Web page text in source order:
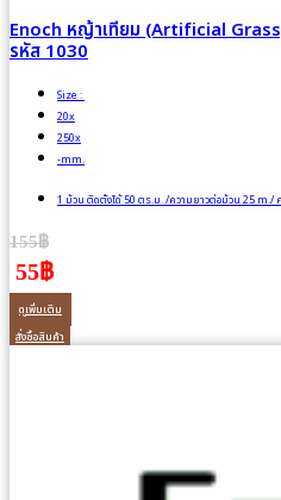
Enoch หญ้าเทียม (Artificial
รหัส 1030
Size :
20x
250x
-mm.
1 ม้วน ติดตั้งได้ 50 ตร.ม. /ความยาวต่อม้วน 25 m./
155฿
55฿
ดูเพิ่มเติม
สั่งซื้อสินค้า